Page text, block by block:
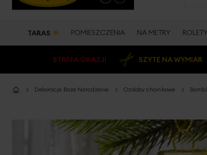
TARAS ☀ POMIESZCZENIA NA METRY
STREFA OKAZJI SZYTE NA WYMIAR
Dekoracje Boże Narodzenie Ozdoby choinkowe